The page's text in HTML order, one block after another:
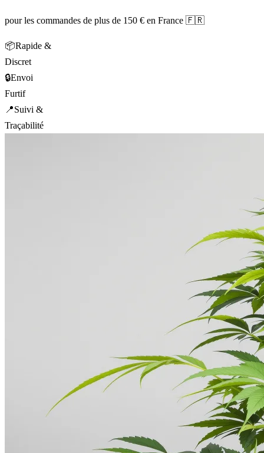
pour les commandes de plus de 150 € en France 🇫🇷
📦Rapide &
Discret
🔒Envoi
Furtif
📍Suivi &
Traçabilité